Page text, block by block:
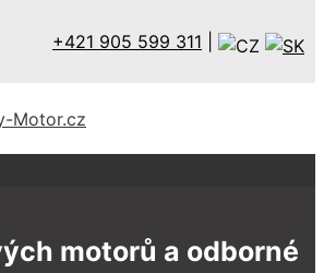
+421 905 599 311
motorů a odborné